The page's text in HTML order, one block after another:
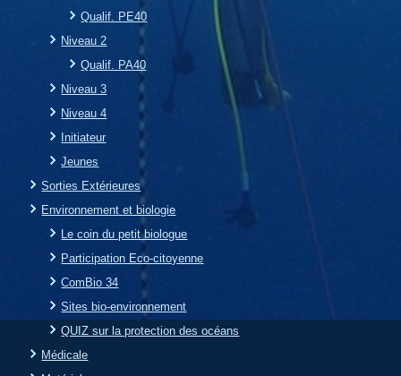
Qualif. PE40
Niveau 2
Qualif. PA40
Niveau 3
Niveau 4
Initiateur
Jeunes
Sorties Extérieures
Environnement et biologie
Le coin du petit biologue
Participation Eco-citoyenne
ComBio 34
Sites bio-environnement
QUIZ sur la protection des océans
Médicale